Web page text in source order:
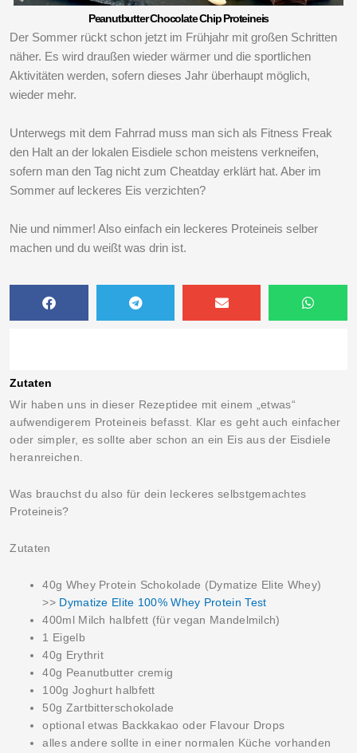
Peanutbutter Chocolate Chip Proteineis
Der Sommer rückt schon jetzt im Frühjahr mit großen Schritten
näher. Es wird draußen wieder wärmer und die sportlichen
Aktivitäten werden, sofern dieses Jahr überhaupt möglich,
wieder mehr.
Unterwegs mit dem Fahrrad muss man sich als Fitness Freak
den Halt an der lokalen Eisdiele schon meistens verkneifen,
sofern man den Tag nicht zum Cheatday erklärt hat. Aber im
Sommer auf leckeres Eis verzichten?
Nie und nimmer! Also einfach ein leckeres Proteineis selber
machen und du weißt was drin ist.
on
on
on
on
Zutaten
Wir haben uns in dieser Rezeptidee mit einem „etwas“
aufwendigerem Proteineis befasst. Klar es geht auch einfacher
oder simpler, es sollte aber schon an ein Eis aus der Eisdiele
heranreichen.
Was brauchst du also für dein leckeres selbstgemachtes
Proteineis?
Zutaten
40g Whey Protein Schokolade (Dymatize Elite Whey)
>> Dymatize Elite 100% Whey Protein Test
400ml Milch halbfett (für vegan Mandelmilch)
1 Eigelb
40g Erythrit
40g Peanutbutter cremig
100g Joghurt halbfett
50g Zartbitterschokolade
optional etwas Backkakao oder Flavour Drops
alles andere sollte in einer normalen Küche vorhanden